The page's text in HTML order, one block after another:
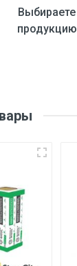
Выбираете
продукцию